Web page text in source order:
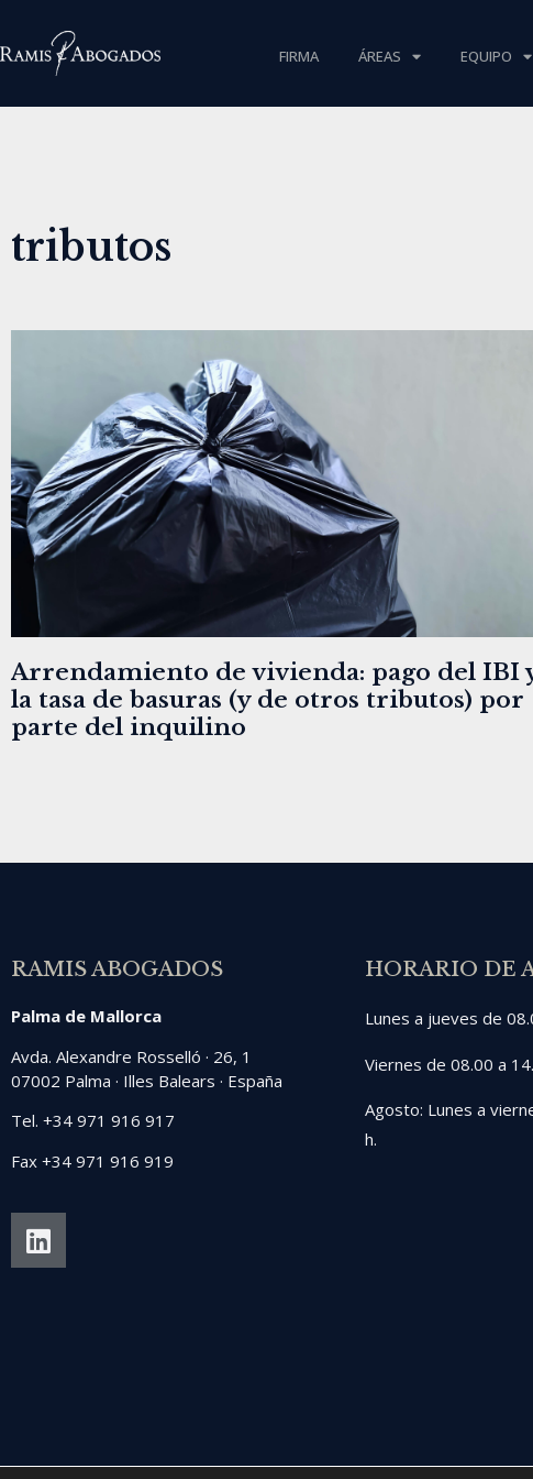
FIRMA ÁREAS EQUIPO
tributos
Arrendamiento de vivienda: pago del IBI
la tasa de basuras (y de otros tributos) por
parte del inquilino
RAMIS ABOGADOS
Palma de Mallorca
Avda. Alexandre Rosselló · 26, 1
07002 Palma · Illes Balears · España
Tel. +34 971 916 917
Fax +34 971 916 919
HORARIO DE
Lunes a jueves de
Viernes de 08.00 a
Agosto: Lunes a
h.